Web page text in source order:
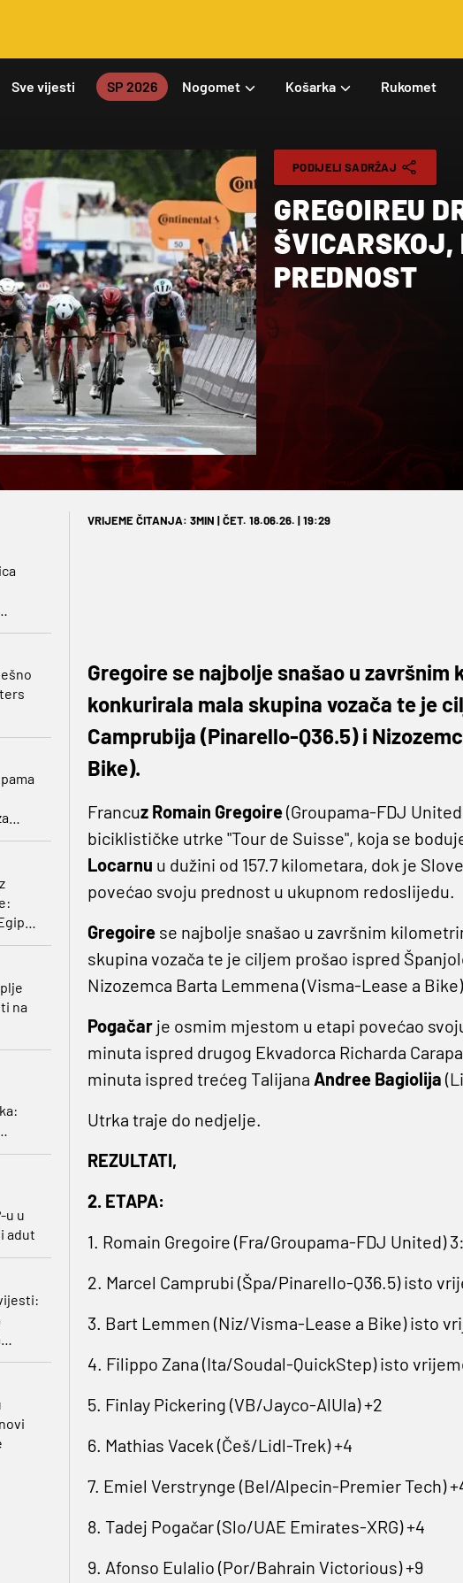
Sve vijesti SP 2026 Nogomet Košarka Rukomet
PODIJELI SADRŽAJ
GREGOIREU
ŠVICARSKOJ,
PREDNOST
na
u u
adut
VRIJEME ČITANJA: 3MIN | ČET. 18.06.26. | 19:29
Gregoire se najbolje snašao u
konkurirala mala skupina vozača te je
Camprubija (Pinarello-Q36.5) i
Bike).
Francuz Romain Gregoire(Groupama-FDJ
biciklističke utrke "Tour de Suisse", koja se
Locarnu u dužini od 157.7 kilometara, dok je
povećao svoju prednost u ukupnom redoslijedu.
Gregoire se najbolje snašao u završnim
skupina vozača te je ciljem prošao ispred
Nizozemca Barta Lemmena (Visma-Lease a
Pogačarje osmim mjestom u etapi povećao
minuta ispred drugog Ekvadorca Richarda
minuta ispred trećeg Talijana Andree Bagiolija
Utrka traje do nedjelje.
REZULTATI,
2. ETAPA:
1. ​Romain Gregoire (Fra/Groupama-FDJ United)
2. ⁠Marcel Camprubi (Špa/Pinarello-Q36.5) isto
3. Bart Lemmen (Niz/Visma-Lease a ​Bike) isto
4. Filippo Zana (Ita/Soudal-QuickStep) isto
5. Finlay Pickering (VB/⁠Jayco-AlUla) +2
6. Mathias Vacek (Češ/Lidl-Trek) +4
7. Emiel ⁠Verstrynge (Bel/Alpecin-​Premier Tech)
8. Tadej Pogačar (Slo/UAE Emirates-XRG) +4
9. ⁠Afonso Eulalio (Por/Bahrain Victorious) +9